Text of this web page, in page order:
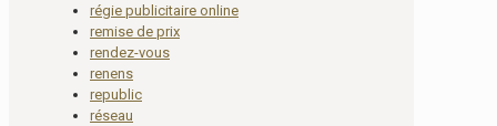
régie publicitaire online
remise de prix
rendez-vous
renens
republic
réseau